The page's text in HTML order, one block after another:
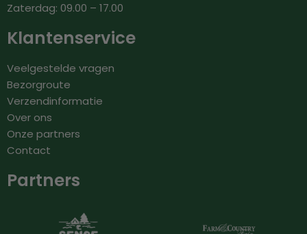
Zaterdag: 09.00 – 17.00
Klantenservice
Veelgestelde vragen
Bezorgroute
Verzendinformatie
Over ons
Onze partners
Contact
Partners